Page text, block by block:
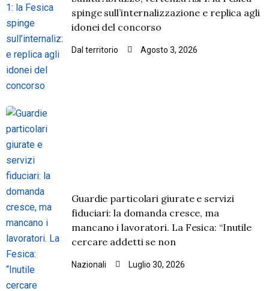
spinge sull’internalizzazione e replica agli
idonei del concorso
Dal territorio Agosto 3, 2026
Guardie particolari giurate e servizi
fiduciari: la domanda cresce, ma
mancano i lavoratori. La Fesica: “Inutile
cercare addetti se non
Nazionali Luglio 30, 2026